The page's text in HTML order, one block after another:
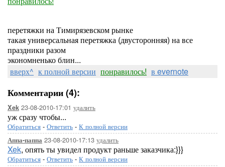
перетяжки на Тимирязевском рынке
такая универсальная перетяжка (двусторонняя) на все
праздники разом
экономненько блин...
вверх^ к полной версии понравилось! в evernote
Комментарии (4):
Xek 23-08-2010-17:01 удалить
уж сразу чтобы...
Обратиться - Ответить - К полной версии
Аппа-паппа 23-08-2010-17:13 удалить
Xek, опять ты увидел продукт раньше заказчика:}}}
Обратиться - Ответить - К полной версии